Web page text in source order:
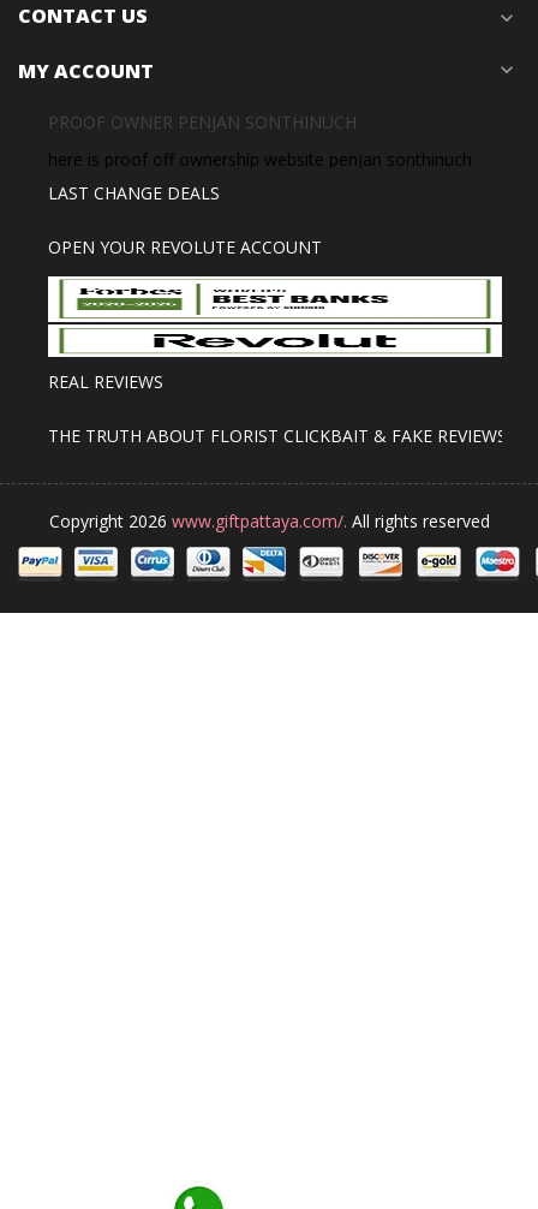
CONTACT US expand_more
MY ACCOUNT expand_more
PROOF OWNER PENJAN SONTHINUCH
here is proof off ownership website penjan sonthinuch
LAST CHANGE DEALS
OPEN YOUR REVOLUTE ACCOUNT
REAL REVIEWS
THE TRUTH ABOUT FLORIST CLICKBAIT & FAKE REVIEWS
Copyright 2026 www.giftpattaya.com/. All rights reserved